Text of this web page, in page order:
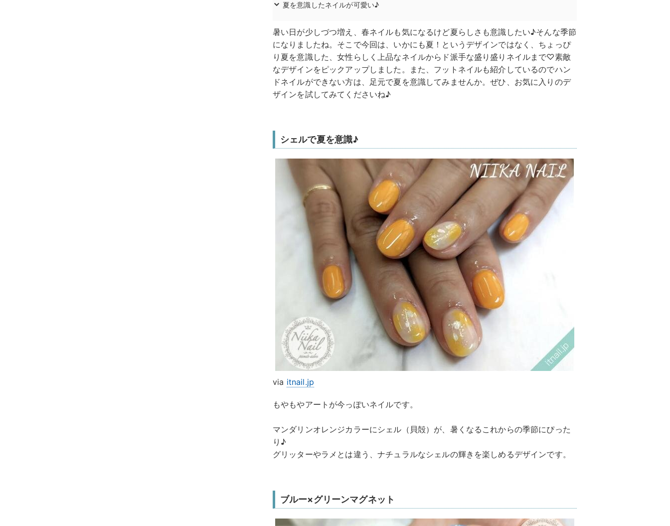
夏を意識したネイルが可愛い♪
暑い日が少しづつ増え、春ネイルも気になるけど夏らしさも意識したい♪そんな季節
になりましたね。そこで今回は、いかにも夏！というデザインではなく、ちょっぴ
り夏を意識した、女性らしく上品なネイルからド派手な盛り盛りネイルまで♡素敵
なデザインをピックアップしました。また、フットネイルも紹介しているのでハン
ドネイルができない方は、足元で夏を意識してみませんか。ぜひ、お気に入りのデ
ザインを試してみてくださいね♪
シェルで夏を意識♪
via itnail.jp
もやもやアートが今っぽいネイルです。
マンダリンオレンジカラーにシェル（貝殻）が、暑くなるこれからの季節にぴった
り♪
グリッターやラメとは違う、ナチュラルなシェルの輝きを楽しめるデザインです。
ブルー×グリーンマグネット